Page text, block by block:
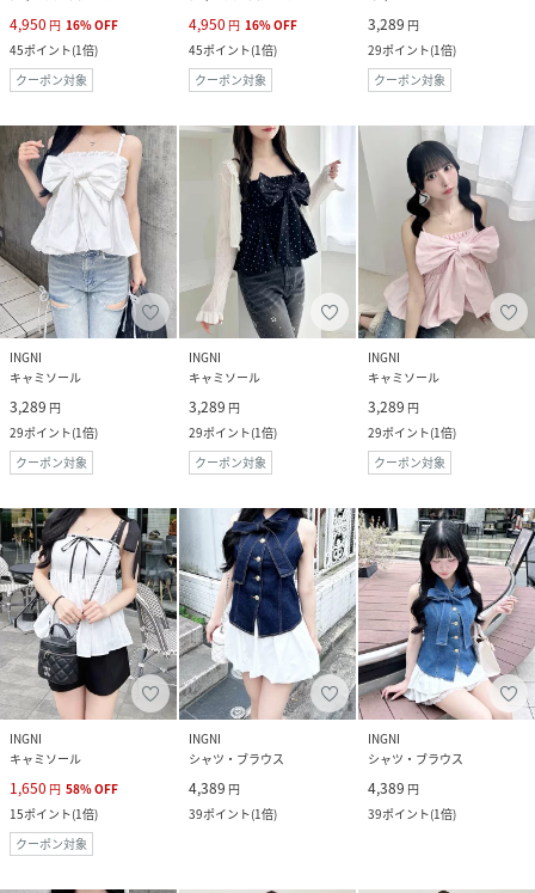
4,950 円 16%OFF
45ポイント(1倍)
クーポン対象
4,950 円 16%OFF
45ポイント(1倍)
クーポン対象
3,289 円
29ポイント(1倍)
クーポン対象
INGNI
キャミソール
3,289 円
29ポイント(1倍)
クーポン対象
INGNI
キャミソール
3,289 円
29ポイント(1倍)
クーポン対象
INGNI
キャミソール
3,289 円
29ポイント(1倍)
クーポン対象
INGNI
キャミソール
1,650 円 58%OFF
15ポイント(1倍)
クーポン対象
INGNI
シャツ・ブラウス
4,389 円
39ポイント(1倍)
INGNI
シャツ・ブラウス
4,389 円
39ポイント(1倍)